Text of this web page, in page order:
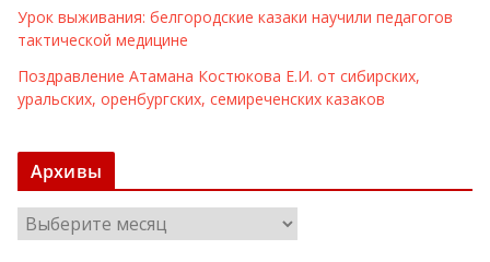
Урок выживания: белгородские казаки научили педагогов
тактической медицине
Поздравление Атамана Костюкова Е.И. от сибирских,
уральских, оренбургских, семиреченских казаков
Архивы
р